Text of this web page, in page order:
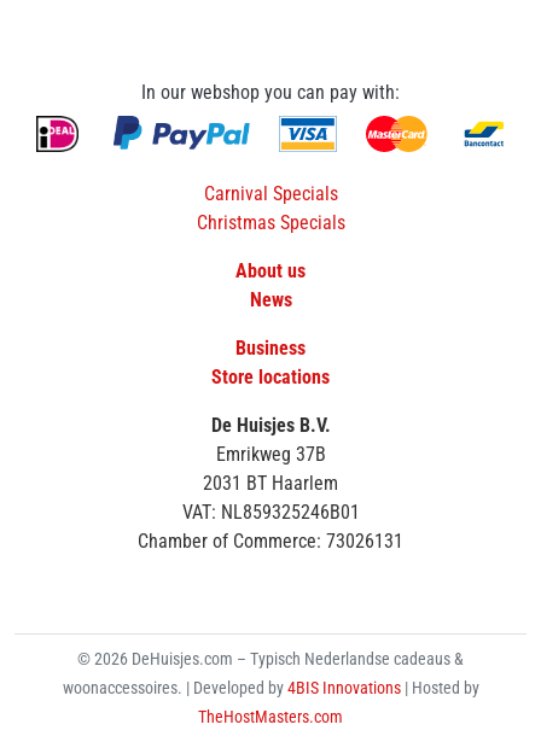
In our webshop you can pay with:
Carnival Specials
Christmas Specials
About us
News
Business
Store locations
De Huisjes B.V.
Emrikweg 37B
2031 BT Haarlem
VAT: NL859325246B01
Chamber of Commerce: 73026131
© 2026 DeHuisjes.com – Typisch Nederlandse cadeaus &
woonaccessoires. | Developed by4BIS Innovations | Hosted by
TheHostMasters.com